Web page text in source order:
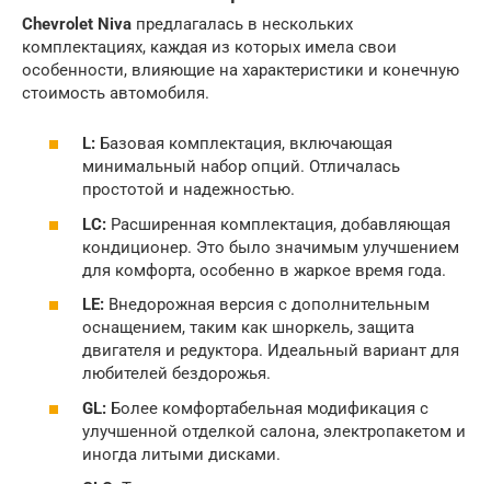
Chevrolet Niva предлагалась в нескольких
комплектациях, каждая из которых имела свои
особенности, влияющие на характеристики и конечную
стоимость автомобиля.
L: Базовая комплектация, включающая
минимальный набор опций. Отличалась
простотой и надежностью.
LC: Расширенная комплектация, добавляющая
кондиционер. Это было значимым улучшением
для комфорта, особенно в жаркое время года.
LE: Внедорожная версия с дополнительным
оснащением, таким как шноркель, защита
двигателя и редуктора. Идеальный вариант для
любителей бездорожья.
GL: Более комфортабельная модификация с
улучшенной отделкой салона, электропакетом и
иногда литыми дисками.